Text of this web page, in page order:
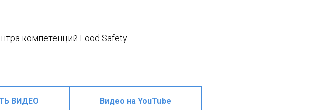
компетенций Food Safety
ВИДЕО Видео на YouTube